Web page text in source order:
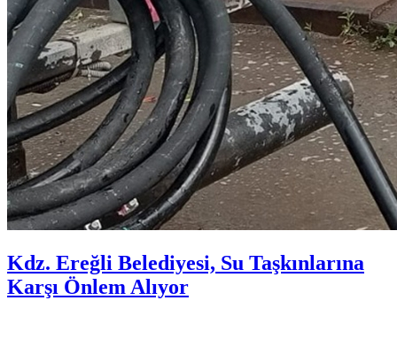
Kdz. Ereğli Belediyesi, Su Taşkınlarına
Karşı Önlem Alıyor